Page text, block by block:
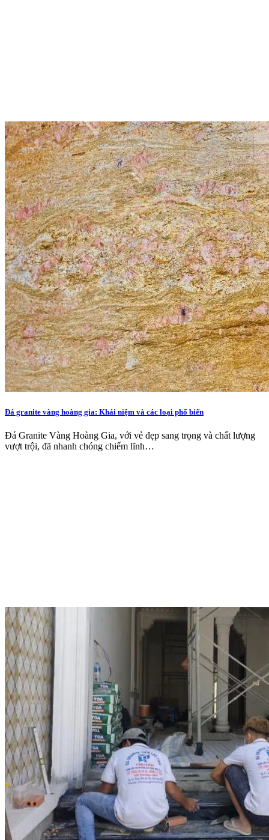
Đá granite vàng hoàng gia: Khái niệm và các loại phổ biến
Đá Granite Vàng Hoàng Gia, với vẻ đẹp sang trọng và chất lượng
vượt trội, đã nhanh chóng chiếm lĩnh…